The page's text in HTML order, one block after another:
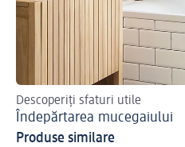
Descoperiți sfaturi utile
Îndepărtarea mucegaiului
Produse similare